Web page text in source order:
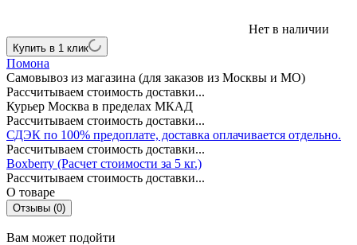
Нет в наличии
Купить в 1 клик
Помона
Самовывоз из магазина (для заказов из Москвы и МО)
Рассчитываем стоимость доставки...
Курьер Москва в пределах МКАД
Рассчитываем стоимость доставки...
СДЭК по 100% предоплате, доставка оплачивается отдельно.
Рассчитываем стоимость доставки...
Boxberry (Расчет стоимости за 5 кг.)
Рассчитываем стоимость доставки...
О товаре
Отзывы (0)
Вам может подойти